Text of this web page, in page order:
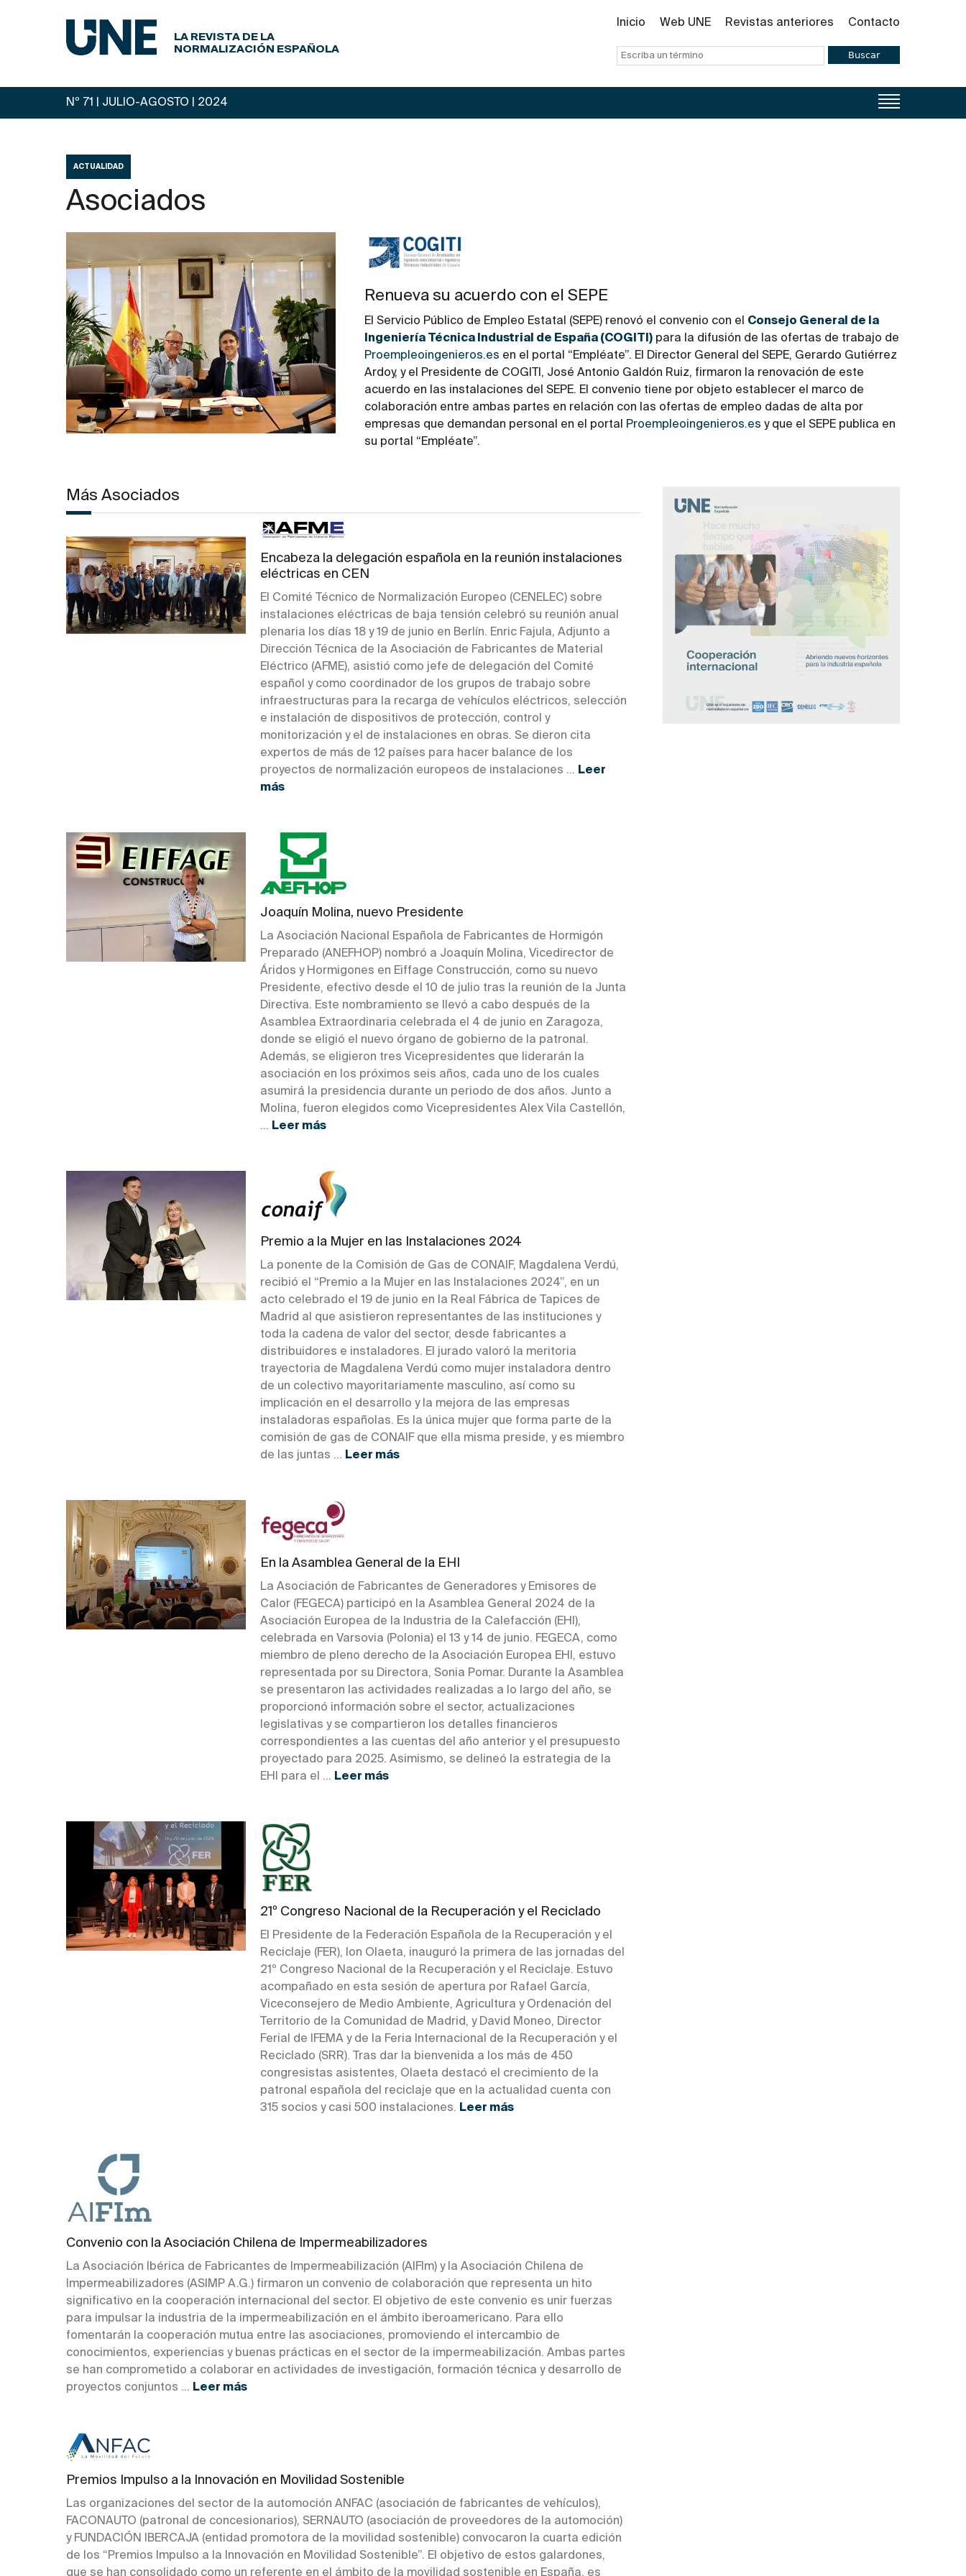
LA REVISTA DE LA
NORMALIZACIÓN ESPAÑOLA
Inicio Web UNE Revistas anteriores Contacto
Buscar
Nº 71 | JULIO-AGOSTO | 2024
ACTUALIDAD
Asociados
Renueva su acuerdo con el SEPE
El Servicio Público de Empleo Estatal (SEPE) renovó el convenio con el Consejo General de la
Ingeniería Técnica Industrial de España (COGITI) para la difusión de las ofertas de trabajo de
Proempleoingenieros.es en el portal “Empléate”. El Director General del SEPE, Gerardo Gutiérrez
Ardoy, y el Presidente de COGITI, José Antonio Galdón Ruiz, firmaron la renovación de este
acuerdo en las instalaciones del SEPE. El convenio tiene por objeto establecer el marco de
colaboración entre ambas partes en relación con las ofertas de empleo dadas de alta por
empresas que demandan personal en el portal
Proempleoingenieros.es y que el SEPE publica en
su portal “Empléate”.
Más Asociados
Encabeza la delegación española en la reunión instalaciones
eléctricas en CEN
El Comité Técnico de Normalización Europeo (CENELEC) sobre
instalaciones eléctricas de baja tensión celebró su reunión anual
plenaria los días 18 y 19 de junio en Berlín. Enric Fajula, Adjunto a
Dirección Técnica de la Asociación de Fabricantes de Material
Eléctrico (AFME), asistió como jefe de delegación del Comité
español y como coordinador de los grupos de trabajo sobre
infraestructuras para la recarga de vehículos eléctricos, selección
e instalación de dispositivos de protección, control y
monitorización y el de instalaciones en obras. Se dieron cita
expertos de más de 12 países para hacer balance de los
proyectos de normalización europeos de instalaciones ... Leer
más
Joaquín Molina, nuevo Presidente
La Asociación Nacional Española de Fabricantes de Hormigón
Preparado (ANEFHOP) nombró a Joaquín Molina, Vicedirector de
Áridos y Hormigones en Eiffage Construcción, como su nuevo
Presidente, efectivo desde el 10 de julio tras la reunión de la Junta
Directiva. Este nombramiento se llevó a cabo después de la
Asamblea Extraordinaria celebrada el 4 de junio en Zaragoza,
donde se eligió el nuevo órgano de gobierno de la patronal.
Además, se eligieron tres Vicepresidentes que liderarán la
asociación en los próximos seis años, cada uno de los cuales
asumirá la presidencia durante un periodo de dos años. Junto a
Molina, fueron elegidos como Vicepresidentes Alex Vila Castellón,
... Leer más
Premio a la Mujer en las Instalaciones 2024
La ponente de la Comisión de Gas de CONAIF, Magdalena Verdú,
recibió el “Premio a la Mujer en las Instalaciones 2024”, en un
acto celebrado el 19 de junio en la Real Fábrica de Tapices de
Madrid al que asistieron representantes de las instituciones y
toda la cadena de valor del sector, desde fabricantes a
distribuidores e instaladores. El jurado valoró la meritoria
trayectoria de Magdalena Verdú como mujer instaladora dentro
de un colectivo mayoritariamente masculino, así como su
implicación en el desarrollo y la mejora de las empresas
instaladoras españolas. Es la única mujer que forma parte de la
comisión de gas de CONAIF que ella misma preside, y es miembro
de las juntas ... Leer más
En la Asamblea General de la EHI
La Asociación de Fabricantes de Generadores y Emisores de
Calor (FEGECA) participó en la Asamblea General 2024 de la
Asociación Europea de la Industria de la Calefacción (EHI),
celebrada en Varsovia (Polonia) el 13 y 14 de junio. FEGECA, como
miembro de pleno derecho de la Asociación Europea EHI, estuvo
representada por su Directora, Sonia Pomar. Durante la Asamblea
se presentaron las actividades realizadas a lo largo del año, se
proporcionó información sobre el sector, actualizaciones
legislativas y se compartieron los detalles financieros
correspondientes a las cuentas del año anterior y el presupuesto
proyectado para 2025. Asimismo, se delineó la estrategia de la
EHI para el ... Leer más
21º Congreso Nacional de la Recuperación y el Reciclado
El Presidente de la Federación Española de la Recuperación y el
Reciclaje (FER), Ion Olaeta, inauguró la primera de las jornadas del
21º Congreso Nacional de la Recuperación y el Reciclaje. Estuvo
acompañado en esta sesión de apertura por Rafael García,
Viceconsejero de Medio Ambiente, Agricultura y Ordenación del
Territorio de la Comunidad de Madrid, y David Moneo, Director
Ferial de IFEMA y de la Feria Internacional de la Recuperación y el
Reciclado (SRR). Tras dar la bienvenida a los más de 450
congresistas asistentes, Olaeta destacó el crecimiento de la
patronal española del reciclaje que en la actualidad cuenta con
315 socios y casi 500 instalaciones. Leer más
Convenio con la Asociación Chilena de Impermeabilizadores
La Asociación Ibérica de Fabricantes de Impermeabilización (AIFIm) y la Asociación Chilena de
Impermeabilizadores (ASIMP A.G.) firmaron un convenio de colaboración que representa un hito
significativo en la cooperación internacional del sector. El objetivo de este convenio es unir fuerzas
para impulsar la industria de la impermeabilización en el ámbito iberoamericano. Para ello
fomentarán la cooperación mutua entre las asociaciones, promoviendo el intercambio de
conocimientos, experiencias y buenas prácticas en el sector de la impermeabilización. Ambas partes
se han comprometido a colaborar en actividades de investigación, formación técnica y desarrollo de
proyectos conjuntos ... Leer más
Premios Impulso a la Innovación en Movilidad Sostenible
Las organizaciones del sector de la automoción ANFAC (asociación de fabricantes de vehículos),
FACONAUTO (patronal de concesionarios), SERNAUTO (asociación de proveedores de la automoción)
y FUNDACIÓN IBERCAJA (entidad promotora de la movilidad sostenible) convocaron la cuarta edición
de los “Premios Impulso a la Innovación en Movilidad Sostenible”. El objetivo de estos galardones,
que se han consolidado como un referente en el ámbito de la movilidad sostenible en España, es